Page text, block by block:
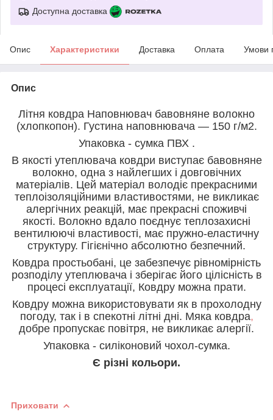
Доступна доставка
Опис Характеристики Доставка Оплата Умови
Опис
Літня ковдра Наповнювач бавовняне волокно
(хлопкопон). Густина наповнювача ― 150 г/м2.
Упаковка - сумка ПВХ .
В якості утеплювача ковдри виступає бавовняне
волокно, одна з найлегших і довговічних
матеріалів. Цей матеріал володіє прекрасними
теплоізоляційними властивостями, не викликає
алергічних реакцій, має прекрасні споживчі
якості. Волокно вдало поєднує теплозахисні
вентилюючі властивості, має пружно-еластичну
структуру. Гігієнічно абсолютно безпечний.
Ковдра простьобані, це забезпечує рівномірність
розподілу утеплювача і зберігає його цілісність в
процесі експлуатації, Ковдру можна прати.
Ковдру можна використовувати як в прохолодну
погоду, так і в спекотні літні дні. Мяка ковдра,
добре пропускає повітря, не викликає алергії.
Упаковка - силіконовий чохол-сумка.
Є різні кольори.
Приховати